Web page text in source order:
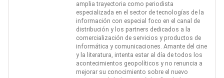
amplia trayectoria como periodista
especializada en el sector de tecnologías de la
información con especial foco en el canal de
distribución y los partners dedicados a la
comercialización de servicios y productos de
informática y comunicaciones. Amante del cine
y la literatura, intenta estar al día de todos los
acontecimientos geopolíticos y no renuncia a
mejorar su conocimiento sobre el nuevo